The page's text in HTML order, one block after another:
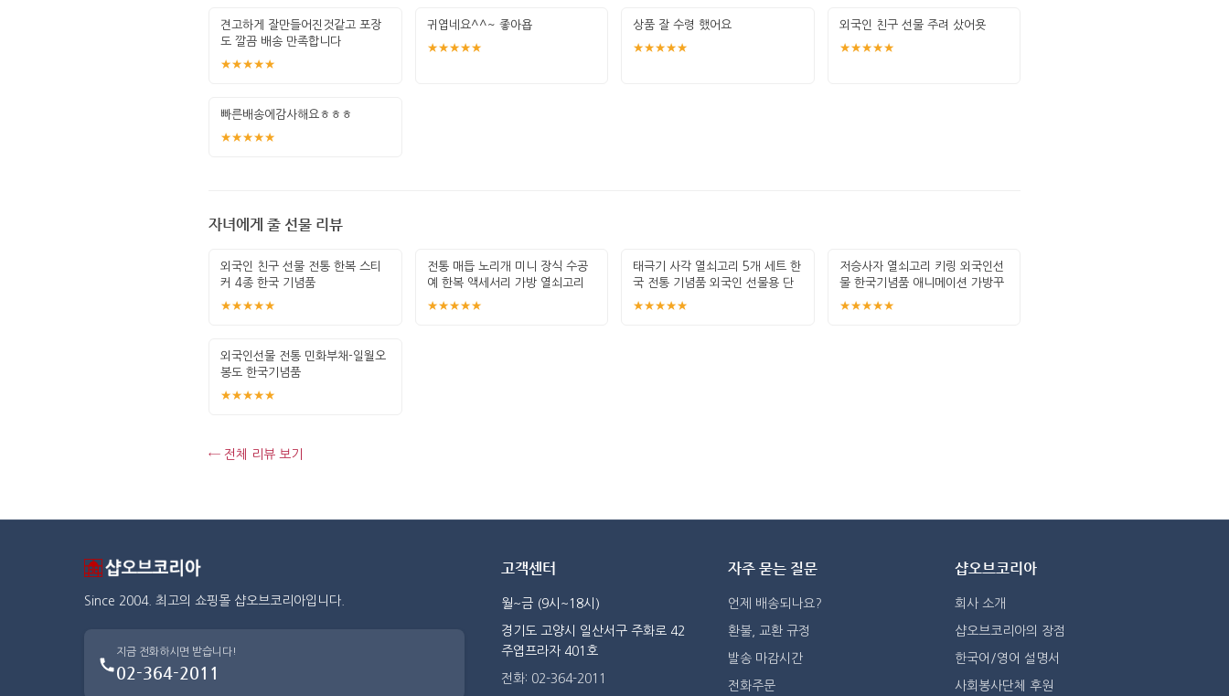
견고하게 잘만들어진것같고 포장
도 깔끔 배송 만족합니다
★★★★★
귀엽네요^^~ 좋아욥
★★★★★
상품 잘 수령 했어요
★★★★★
외국인 친구 선물 주려 샀어욧
★★★★★
빠른배송에감사해요ㅎㅎㅎ
★★★★★
자녀에게 줄 선물 리뷰
외국인 친구 선물 전통 한복 스티
커 4종 한국 기념품
★★★★★
전통 매듭 노리개 미니 장식 수공
예 한복 액세서리 가방 열쇠고리
인테리어
★★★★★
태극기 사각 열쇠고리 5개 세트 한
국 전통 기념품 외국인 선물용 단
체 답
★★★★★
저승사자 열쇠고리 키링 외국인선
물 한국기념품 애니메이션 가방꾸
미기
★★★★★
외국인선물 전통 민화부채-일월오
봉도 한국기념품
★★★★★
← 전체 리뷰 보기
Since 2004. 최고의 쇼핑몰 샵오브코리아입니다.
지금 전화하시면 받습니다!
02-364-2011
고객센터
월~금 (9시~18시)
경기도 고양시 일산서구 주화로 42
주엽프라자 401호
전화: 02-364-2011
자주 묻는 질문
언제 배송되나요?
환불, 교환 규정
발송 마감시간
전화주문
샵오브코리아
회사 소개
샵오브코리아의 장점
한국어/영어 설명서
사회봉사단체 후원